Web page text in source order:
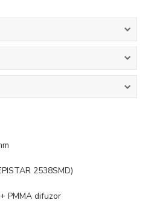
2538SMD)
PMMA difuzor